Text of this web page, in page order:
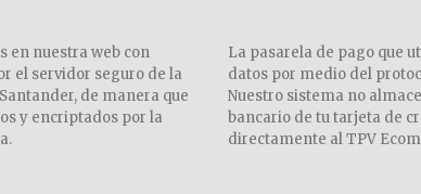
en nuestra web con
el servidor seguro de la
de manera que
y encriptados por la
La pasarela de pago que
datos por medio del
Nuestro sistema no
bancario de tu tarjeta de
directamente al TPV